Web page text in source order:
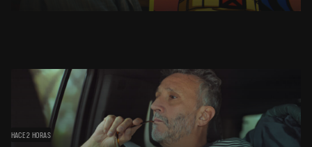
HACE 2 HORAS